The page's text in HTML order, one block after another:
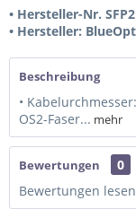
• Hersteller-Nr.
• Hersteller:
Beschreibung
•
OS2-Faser... mehr
Bewertungen
0
Bewertungen